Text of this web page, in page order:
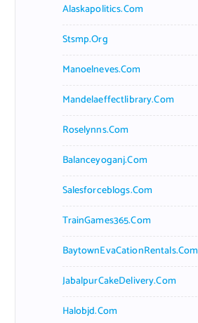
Alaskapolitics.com
Stsmp.org
Manoelneves.com
Mandelaeffectlibrary.com
Roselynns.com
Balanceyoganj.com
Salesforceblogs.com
TrainGames365.com
BaytownEvaCationRentals.com
JabalpurCakeDelivery.com
Halobjd.com